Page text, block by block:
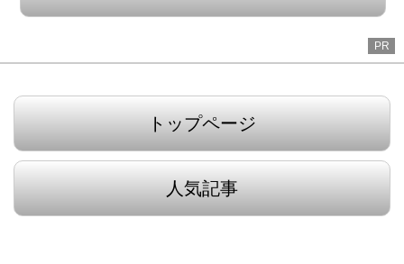
PR
トップページ
人気記事